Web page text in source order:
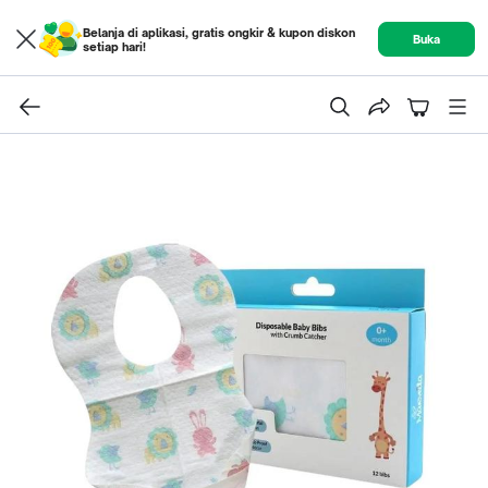
Belanja di aplikasi, gratis ongkir & kupon diskon
setiap hari!
Buka